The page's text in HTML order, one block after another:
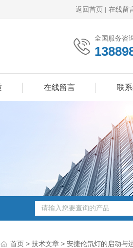
返回首页 | 在线留
全国服务咨
在线留言 联
首页 > 技术文章 > 安捷伦氘灯的启动与